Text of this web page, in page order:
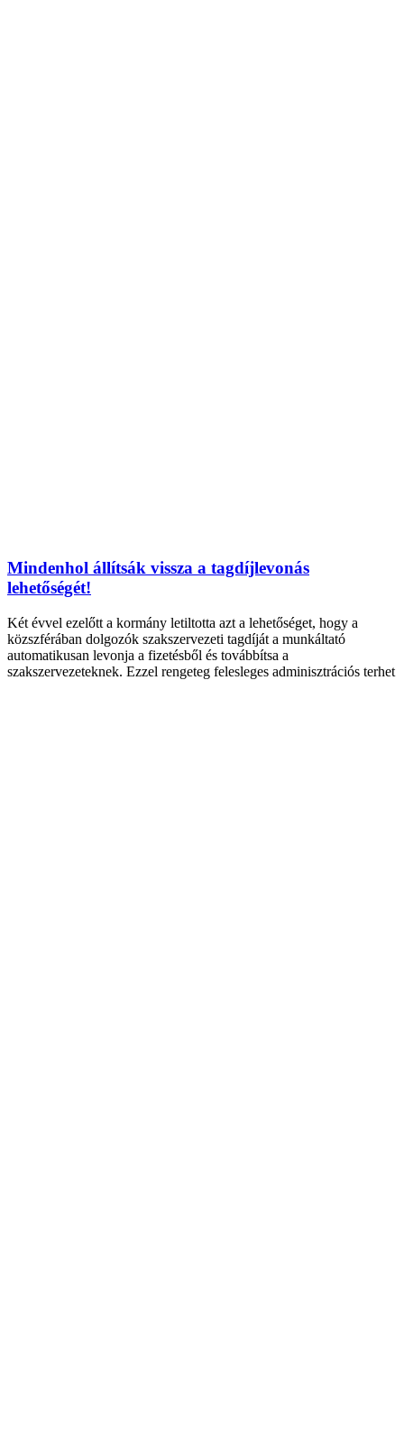
Mindenhol állítsák vissza a tagdíjlevonás
lehetőségét!
Két évvel ezelőtt a kormány letiltotta azt a lehetőséget, hogy a
közszférában dolgozók szakszervezeti tagdíját a munkáltató
automatikusan levonja a fizetésből és továbbítsa a
szakszervezeteknek. Ezzel rengeteg felesleges adminisztrációs terhet